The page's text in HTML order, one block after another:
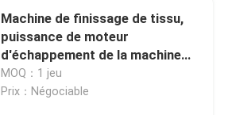
Machine de finissage de tissu,
puissance de moteur
d'échappement de la machine
5.5Kw de Stenter de textile
MOQ：1 jeu
Prix：Négociable